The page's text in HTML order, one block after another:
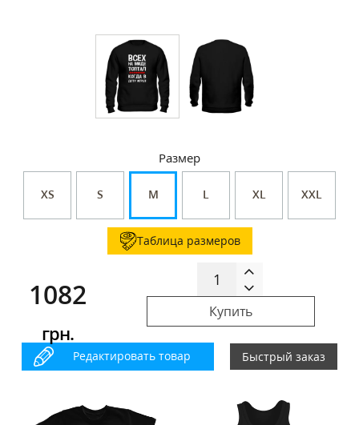
Размер
XS S M L XL XXL
Таблица размеров
1082
грн.
Купить
Редактировать товар Быстрый заказ